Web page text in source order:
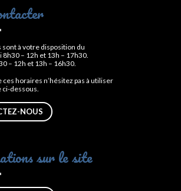
sont à votre disposition du
8h30 – 12h et 13h – 17h30.
– 12h et 13h – 16h30.
ces horaires n’hésitez pas à utiliser
dessous.
NOUS
sur le site